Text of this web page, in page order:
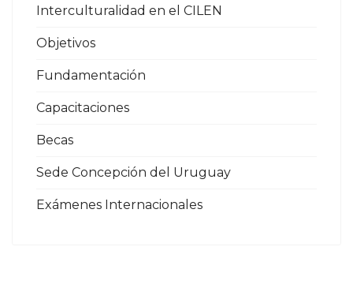
Interculturalidad en el CILEN
Objetivos
Fundamentación
Capacitaciones
Becas
Sede Concepción del Uruguay
Exámenes Internacionales